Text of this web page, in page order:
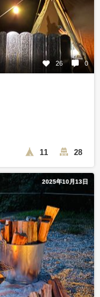
26 0
11 28
2025年10月13日